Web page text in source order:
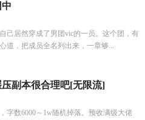
己居然穿成了男团vic的一员。这个团，有
道，把成员全名列出来，一章够...
副本很合理吧[无限流]
字数6000～1w随机掉落。预收满级大佬